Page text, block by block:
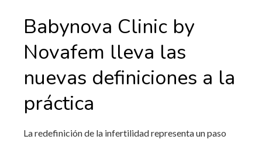
Babynova Clinic by
Novafem lleva las
nuevas definiciones a la
práctica
La redefinición de la infertilidad representa un paso